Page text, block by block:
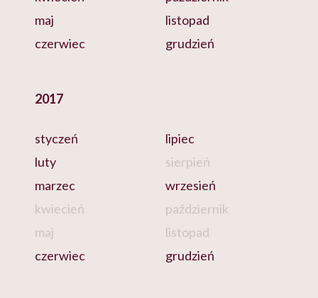
maj
czerwiec
listopad
grudzień
2017
styczeń
luty
marzec
kwiecień
maj
czerwiec
lipiec
sierpień
wrzesień
październik
listopad
grudzień